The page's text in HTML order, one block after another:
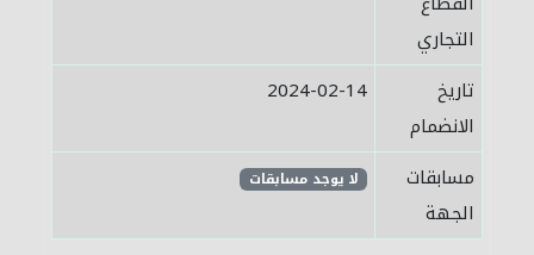
التجاري
تاريخ
الانضمام
2024-02-14
مسابقات
الجهة
لا يوجد مسابقات